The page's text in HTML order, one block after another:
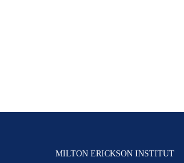
MILTON ERICKSON INSTITUT